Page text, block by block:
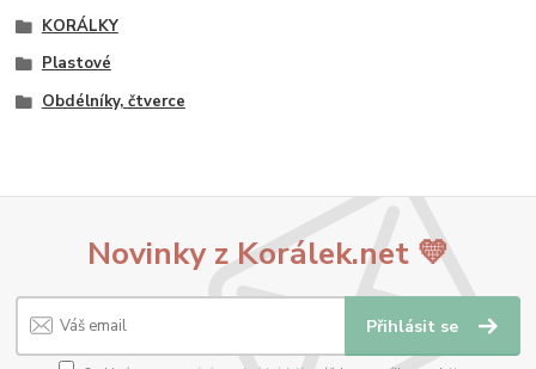
KORÁLKY
Plastové
Obdélníky, čtverce
Novinky z Korálek.net 💛
Přihlásit se